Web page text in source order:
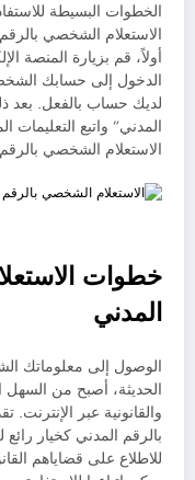
الخطوات البسيطة
الاستعلام الشخصي
أولاً، قم بزيارة المنصة
الدخول إلى حسابك
لديك حساب بالفعل. بعد
المدني” واتبع التعليمات
الاستعلام الشخصي
خطوات
المدني
الوصول إلى معلوماتك
الحديثة، أصبح من
والقانونية عبر
بالرقم المدني كخيار
للاطلاع على قضاياهم